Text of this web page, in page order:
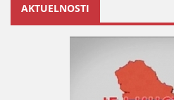
AKTUELNOSTI